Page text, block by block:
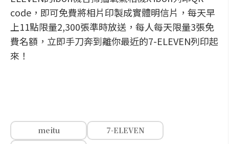
code，即可免費將相片印製成實體明信片，每天早
上11點限量2,300張準時放送，每人每天限量3張免
費名額，立即手刀奔到離你最近的7-ELEVEN列印起
來！
meitu
7-ELEVEN